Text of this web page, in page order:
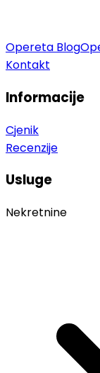
Opereta Blog
Kontakt
Informacije
Cjenik
Recenzije
Usluge
Nekretnine